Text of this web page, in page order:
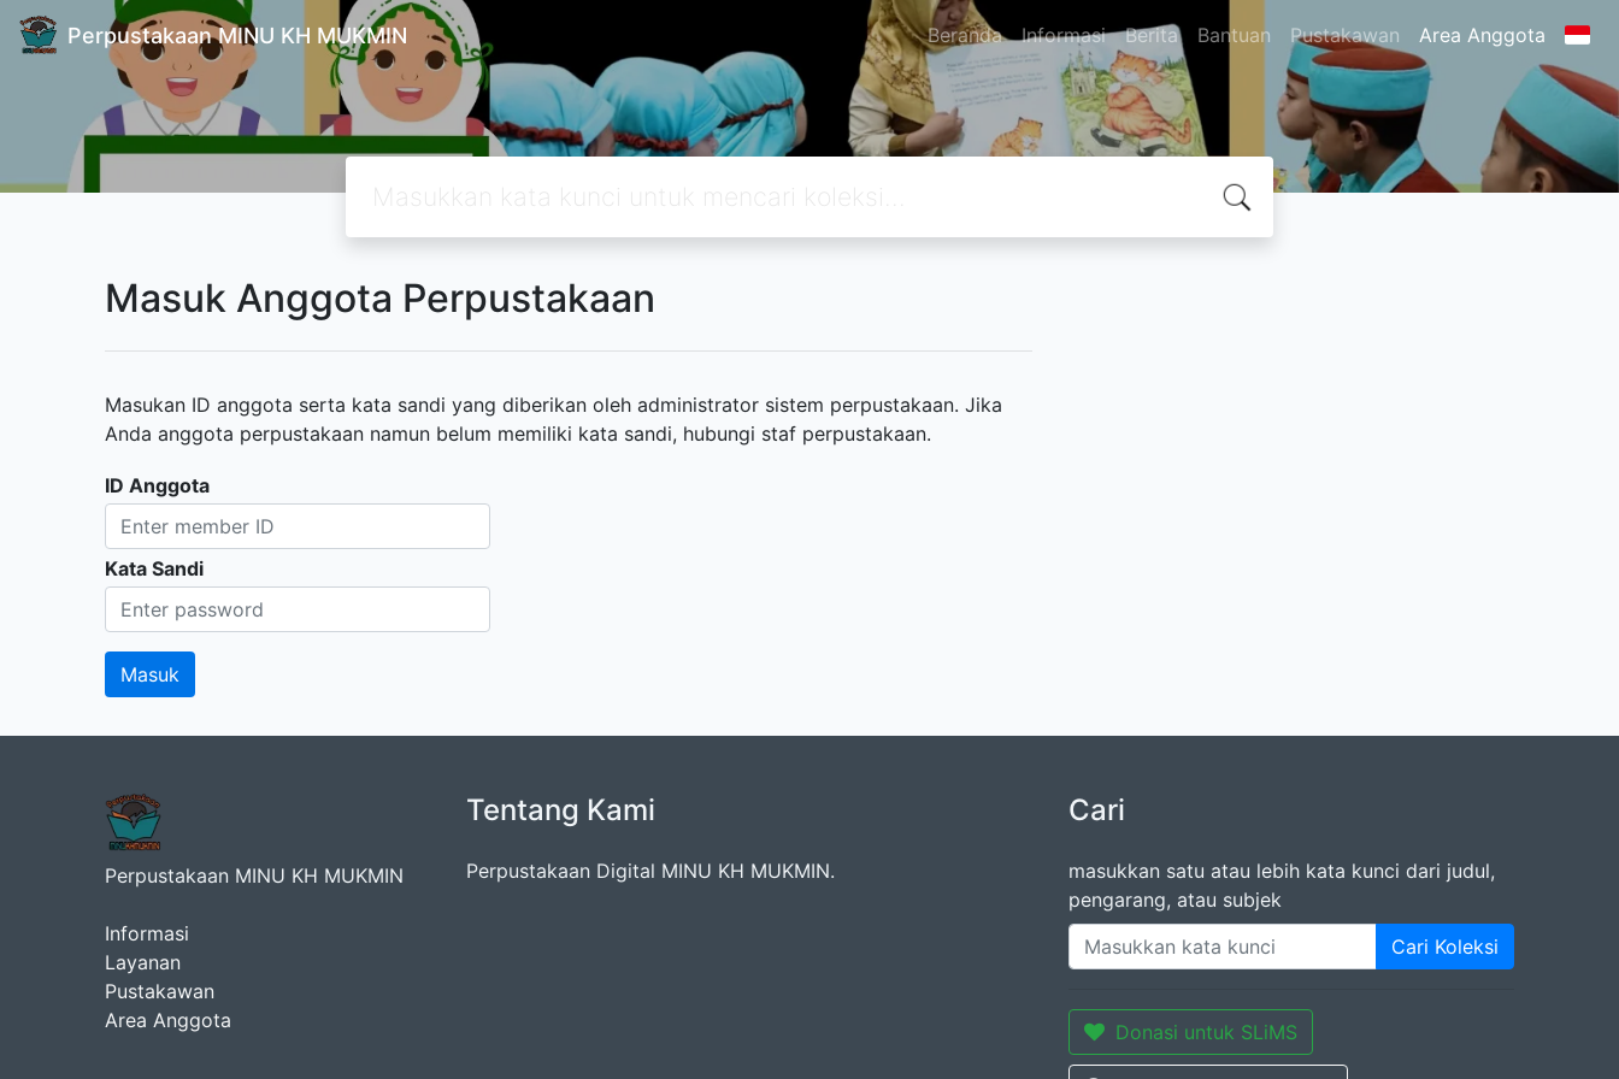
Perpustakaan MINU KH MUKMIN Beranda Informasi Berita Bantuan Pustakawan Area Anggota
Masuk Anggota Perpustakaan
Masukan ID anggota serta kata sandi yang diberikan oleh administrator sistem perpustakaan. Jika
Anda anggota perpustakaan namun belum memiliki kata sandi, hubungi staf perpustakaan.
ID Anggota
Kata Sandi
Perpustakaan MINU KH MUKMIN
Informasi
Layanan
Pustakawan
Area Anggota
Tentang Kami
Perpustakaan Digital MINU KH MUKMIN.
Cari
masukkan satu atau lebih kata kunci dari judul,
pengarang, atau subjek
Cari Koleksi
Donasi untuk SLiMS